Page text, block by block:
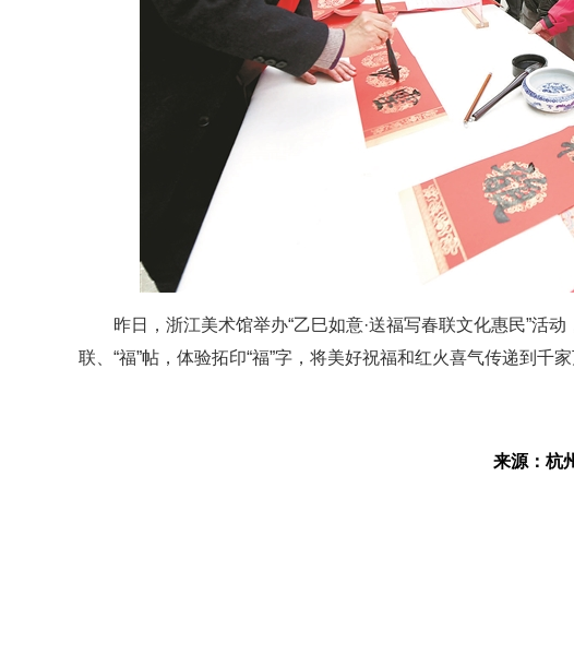
昨日，浙江美术馆举办“乙巳如意·送福写春联文化惠民”活
联、“福”帖，体验拓印“福”字，将美好祝福和红火喜气传递到千家
来源：杭